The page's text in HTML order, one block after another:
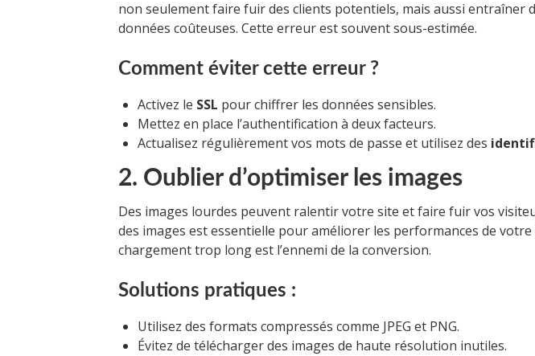
non seulement faire fuir des clients potentiels, mais aussi entraîner
données coûteuses. Cette erreur est souvent sous-estimée.
Comment éviter cette erreur ?
Activez le SSL pour chiffrer les données sensibles.
Mettez en place l’authentification à deux facteurs.
Actualisez régulièrement vos mots de passe et utilisez des
2. Oublier d’optimiser les images
Des images lourdes peuvent ralentir votre site et faire fuir vos
des images est essentielle pour améliorer les performances de
chargement trop long est l’ennemi de la conversion.
Solutions pratiques :
Utilisez des formats compressés comme JPEG et PNG.
Évitez de télécharger des images de haute résolution inutiles.